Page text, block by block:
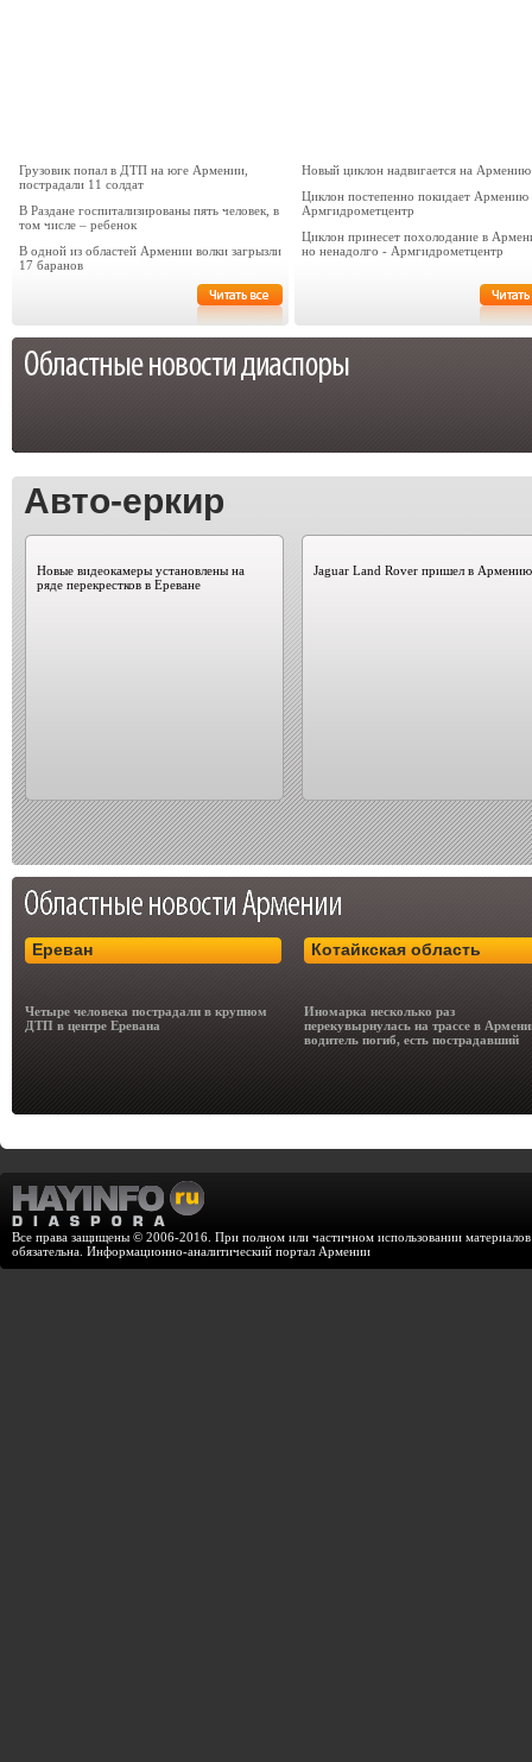
Грузовик попал в ДТП на юге Армении,
пострадали 11 солдат
В Раздане госпитализированы пять человек, в
том числе – ребенок
В одной из областей Армении волки загрызли
17 баранов
Новый циклон надвигается на Армению
Циклон постепенно покидает Армению
Армгидрометцентр
Циклон принесет похолодание в
но ненадолго - Армгидрометцентр
Авто-еркир
Новые видеокамеры установлены на
ряде перекрестков в Ереване
Jaguar Land Rover пришел в Армению
Ереван
Четыре человека пострадали в крупном
ДТП в центре Еревана
Котайкская область
Иномарка несколько раз
перекувырнулась на трассе в
водитель погиб, есть пострадавший
Все права защищены © 2006-2016. При полном или частичном использовании
обязательна. Информационно-аналитический портал Армении